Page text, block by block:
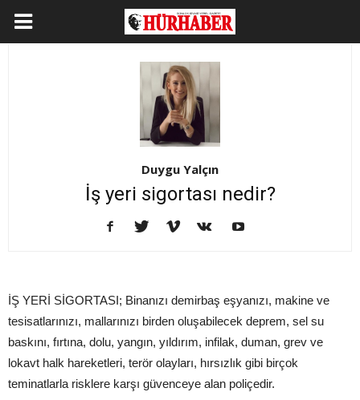
Duygu Yalçın
İş yeri sigortası nedir?
İŞ YERİ SİGORTASI; Binanızı demirbaş eşyanızı, makine ve
tesisatlarınızı, mallarınızı birden oluşabilecek deprem, sel su
baskını, fırtına, dolu, yangın, yıldırım, infilak, duman, grev ve
lokavt halk hareketleri, terör olayları, hırsızlık gibi birçok
teminatlarla risklere karşı güvenceye alan poliçedir.